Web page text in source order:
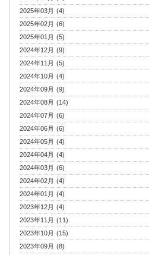
2025年03月 (4)
2025年02月 (6)
2025年01月 (5)
2024年12月 (9)
2024年11月 (5)
2024年10月 (4)
2024年09月 (9)
2024年08月 (14)
2024年07月 (6)
2024年06月 (6)
2024年05月 (4)
2024年04月 (4)
2024年03月 (6)
2024年02月 (4)
2024年01月 (4)
2023年12月 (4)
2023年11月 (11)
2023年10月 (15)
2023年09月 (8)